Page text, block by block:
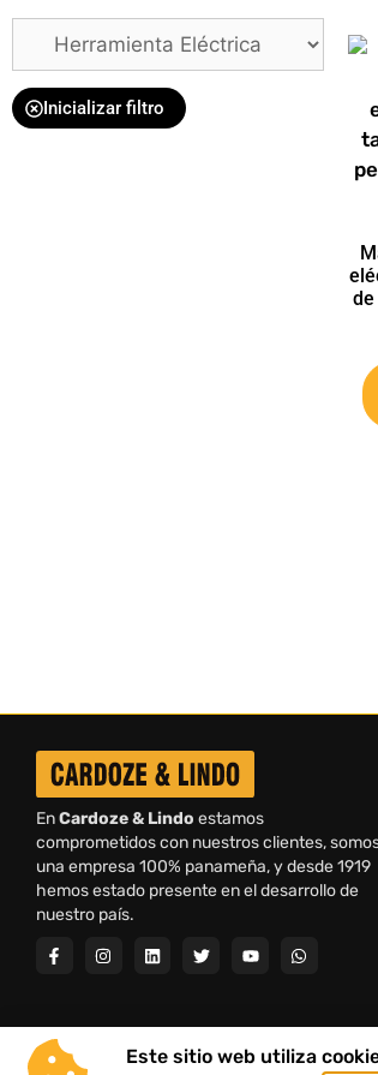
Inicializar filtro
de
EnCardoze & Lindo estamos
comprometidos con nuestros clientes,
una empresa 100% panameña, y desde 1919
hemos estado presente en el desarrollo de
nuestro país.
Este sitio web utiliza